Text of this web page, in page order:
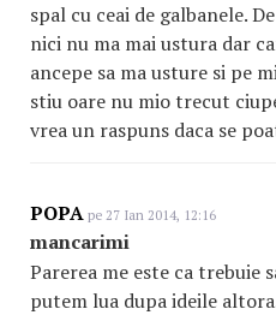
spal cu ceai de galbanele.
nici nu ma mai ustura dar
ancepe sa ma usture si pe
stiu oare nu mio trecut
vrea un raspuns daca se
POPA pe 27 Ian 2014, 12:16
mancarimi
Parerea me este ca trebuie
putem lua dupa ideile